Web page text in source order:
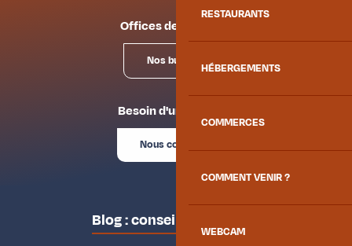
RESTAURANTS
HÉBERGEMENTS
COMMERCES
COMMENT VENIR ?
WEBCAM
Offices de tourisme
Nos bureaux
Besoin d'un conseil ?
Nous contacter
Blog : conseils des locaux